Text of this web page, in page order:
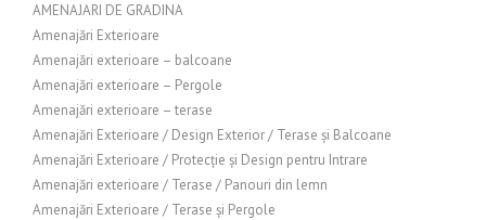
AMENAJARI DE GRADINA
Amenajări Exterioare
Amenajări exterioare – balcoane
Amenajări exterioare – Pergole
Amenajări exterioare – terase
Amenajări Exterioare / Design Exterior / Terase și Balcoane
Amenajări Exterioare / Protecție și Design pentru Intrare
Amenajări exterioare / Terase / Panouri din lemn
Amenajări Exterioare / Terase și Pergole